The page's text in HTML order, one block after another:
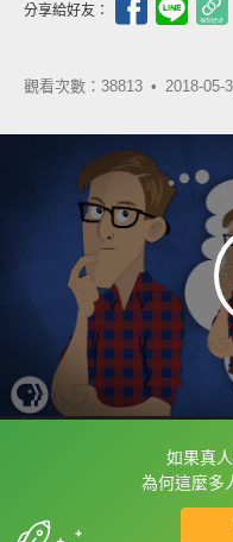
分享給好友：
觀看次數：38813 • 2018-05-
如果真
為何這麼多
框選或點兩下